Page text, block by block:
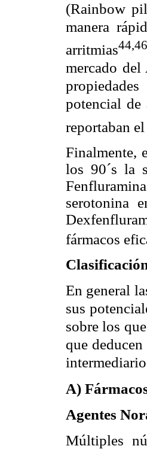
(Rainbow
manera
arritmias44,46
mercado
potencial de
reportaban
Finalmente,
los 90´s la
serotonina
fármacos
En general
sus
sobre los
que
A)
Agentes
Múltiples